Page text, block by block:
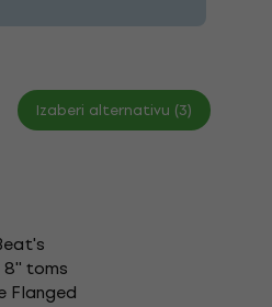
Izaberi alternativu (3)
8'' toms
Flanged